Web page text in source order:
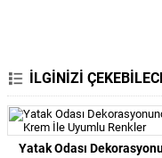
İLGİNİZİ
Yatak Odası